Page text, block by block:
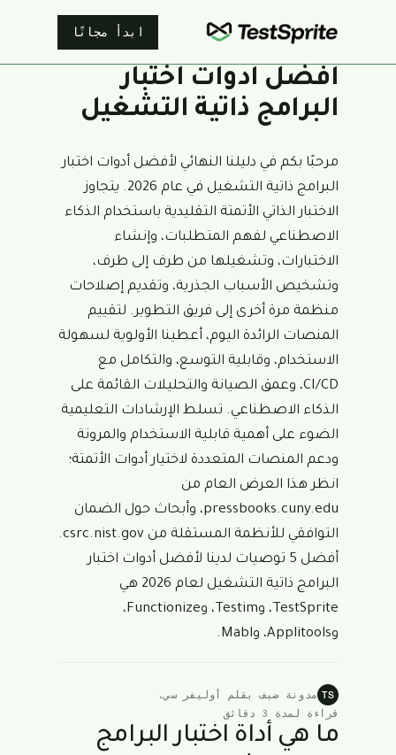
ابدأ مجانًا
أفضل أدوات اختبار
البرامج ذاتية التشغيل
مرحبًا بكم في دليلنا النهائي لأفضل أدوات اختبار
البرامج ذاتية التشغيل في عام 2026. يتجاوز
الاختبار الذاتي الأتمتة التقليدية باستخدام الذكاء
الاصطناعي لفهم المتطلبات، وإنشاء
الاختبارات، وتشغيلها من طرف إلى طرف،
وتشخيص الأسباب الجذرية، وتقديم إصلاحات
منظمة مرة أخرى إلى فريق التطوير. لتقييم
المنصات الرائدة اليوم، أعطينا الأولوية لسهولة
الاستخدام، وقابلية التوسع، والتكامل مع
CI/CD، وعمق الصيانة والتحليلات القائمة على
الذكاء الاصطناعي. تسلط الإرشادات التعليمية
الضوء على أهمية قابلية الاستخدام والمرونة
ودعم المنصات المتعددة لاختيار أدوات الأتمتة؛
انظر هذا العرض العام من
pressbooks.cuny.edu، وأبحاث حول الضمان
التوافقي للأنظمة المستقلة من csrc.nist.gov
.
أفضل 5 توصيات لدينا لأفضل أدوات اختبار
البرامج ذاتية التشغيل لعام 2026 هي
TestSprite، وTestim، وFunctionize،
وApplitools، وMabl.
TS مدونة ضيف بقلم أوليفر سي.
قراءة لمدة 3 دقائق
ما هي أداة اختبار البرامج